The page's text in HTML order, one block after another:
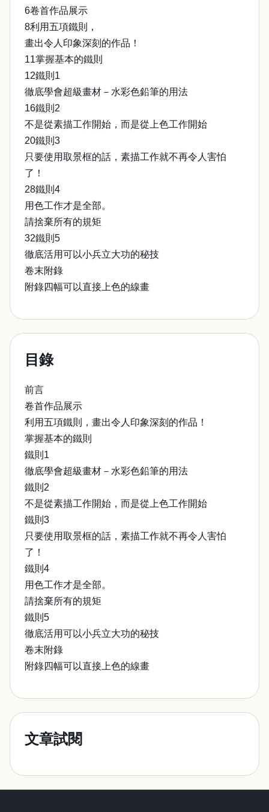
6卷首作品展示
8利用五項鐵則，
畫出令人印象深刻的作品！
11掌握基本的鐵則
12鐵則1
徹底學會超級畫材－水彩色鉛筆的用法
16鐵則2
不是從素描工作開始，而是從上色工作開始
20鐵則3
只要使用取景框的話，素描工作就不再令人害怕
了！
28鐵則4
用色工作才是全部。
請捨棄所有的規矩
32鐵則5
徹底活用可以小兵立大功的秘技
卷末附錄
附錄四幅可以直接上色的線畫
目錄
前言
卷首作品展示
利用五項鐵則，畫出令人印象深刻的作品！
掌握基本的鐵則
鐵則1
徹底學會超級畫材－水彩色鉛筆的用法
鐵則2
不是從素描工作開始，而是從上色工作開始
鐵則3
只要使用取景框的話，素描工作就不再令人害怕
了！
鐵則4
用色工作才是全部。
請捨棄所有的規矩
鐵則5
徹底活用可以小兵立大功的秘技
卷末附錄
附錄四幅可以直接上色的線畫
文章試閱